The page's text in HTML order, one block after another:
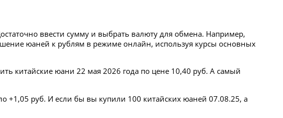
ввести сумму и выбрать валюту для обмена. Например,
юаней к рублям в режиме онлайн, используя курсы основных
китайские юани 22 мая 2026 года по цене 10,40 руб. А самый
+1,05 руб. И если бы вы купили 100 китайских юаней 07.08.25, а